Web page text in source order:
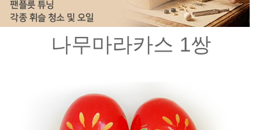
나무마라카스 1쌍